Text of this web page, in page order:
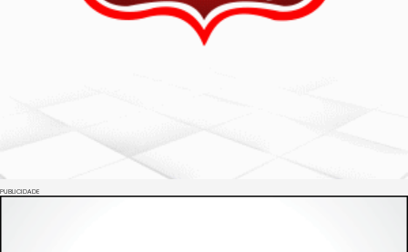
PUBLICIDADE